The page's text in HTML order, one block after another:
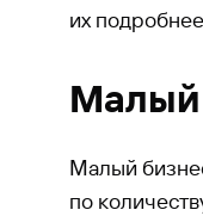
их
Малый
Малый
по